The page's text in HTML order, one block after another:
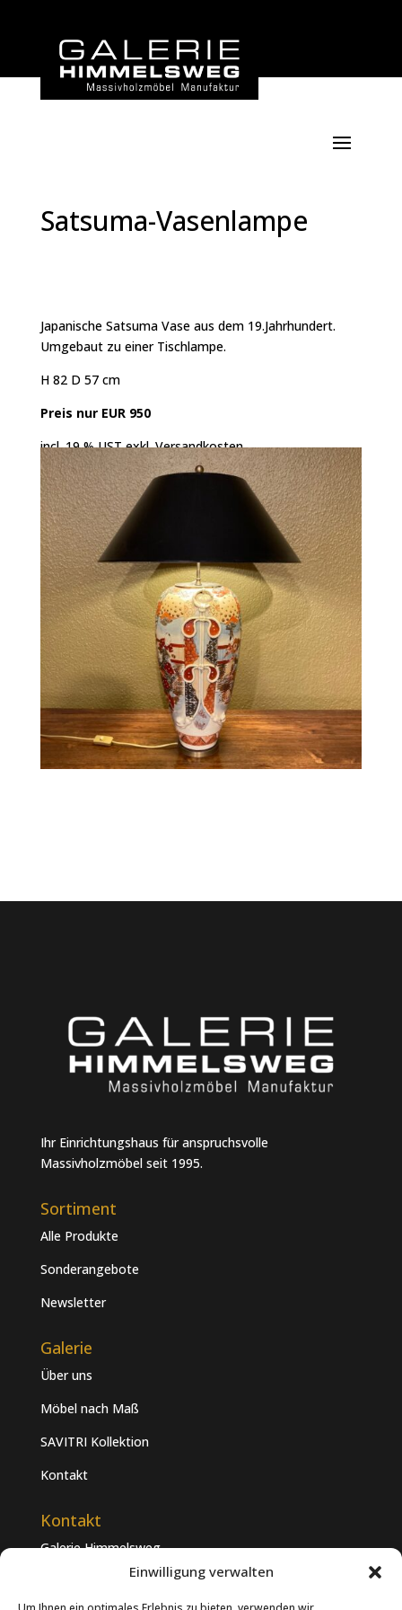
Einwilligung verwalten
Satsuma-Vasenlampe
Japanische Satsuma Vase aus dem 19.Jahrhundert.
Umgebaut zu einer Tischlampe.
H 82 D 57 cm
Preis nur EUR 950
incl. 19 % UST exkl. Versandkosten
Ihr Einrichtungshaus für anspruchsvolle
Massivholzmöbel seit 1995.
Sortiment
Alle Produkte
Sonderangebote
Newsletter
Galerie
Über uns
Möbel nach Maß
SAVITRI Kollektion
Kontakt
Kontakt
Galerie Himmelsweg
Dieckhofstraße 16